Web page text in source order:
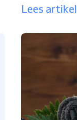
Lees artikel